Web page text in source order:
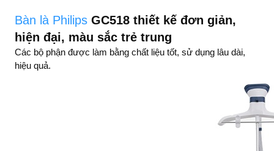
Bàn là PhilipsGC518 thiết kế đơn giản,
hiện đại, màu sắc trẻ trung
Các bộ phận được làm bằng chất liệu tốt, sử dụng lâu dài,
hiệu quả.